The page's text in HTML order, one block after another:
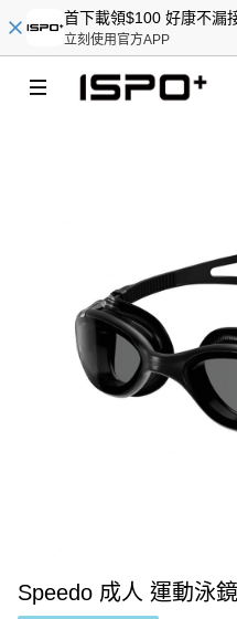
首下載領$100 好康不漏
立刻使用官方APP
Speedo 成人 運動泳